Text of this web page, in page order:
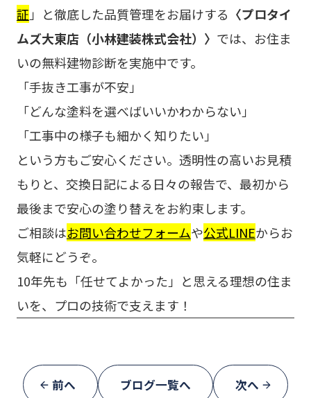
証」と徹底した品質管理をお届けする 〈プロタイ
ムズ大東店（小林建装株式会社）〉 では、お住ま
いの無料建物診断を実施中です。
「手抜き工事が不安」
「どんな塗料を選べばいいかわからない」
「工事中の様子も細かく知りたい」
という方もご安心ください。透明性の高いお見積
もりと、交換日記による日々の報告で、最初から
最後まで安心の塗り替えをお約束します。
ご相談はお問い合わせフォームや公式LINEからお
気軽にどうぞ。
10年先も「任せてよかった」と思える理想の住ま
いを、プロの技術で支えます！
前へ ブログ一覧へ 次へ